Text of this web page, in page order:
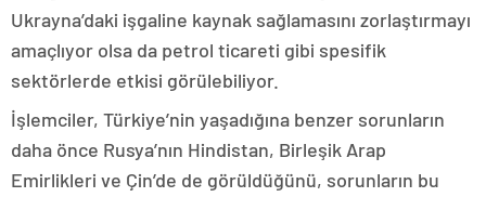
Ukrayna’daki işgaline kaynak sağlamasını zorlaştırmayı
amaçlıyor olsa da petrol ticareti gibi spesifik
sektörlerde etkisi görülebiliyor.
İşlemciler, Türkiye’nin yaşadığına benzer sorunların
daha önce Rusya’nın Hindistan, Birleşik Arap
Emirlikleri ve Çin’de de görüldüğünü, sorunların bu